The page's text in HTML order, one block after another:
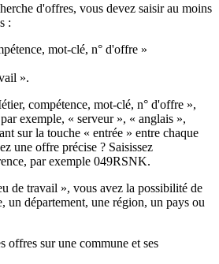
d'offres, vous devez saisir au moins
:
mot-clé, n° d'offre »
».
compétence, mot-clé, n° d'offre »,
exemple, « serveur », « anglais »,
sur la touche « entrée » entre chaque
une offre précise ? Saisissez
par exemple 049RSNK.
de travail », vous avez la possibilité de
un département, une région, un pays ou
offres sur une commune et ses